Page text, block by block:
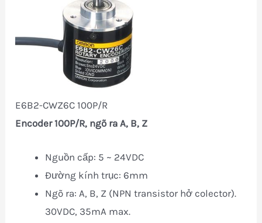
E6B2-CWZ6C 100P/R
Encoder 100P/R, ngõ ra A, B, Z
Nguồn cấp: 5 ~ 24VDC
Đường kính trục: 6mm
Ngõ ra: A, B, Z (NPN transistor hở colector).
30VDC, 35mA max.